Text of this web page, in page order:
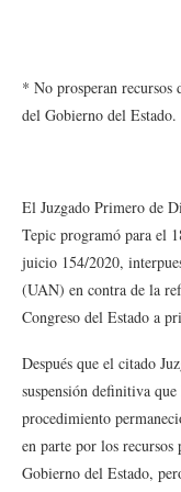
* No prosperan recursos
del Gobierno del Estado.
El Juzgado Primero de
Tepic programó para el
juicio 154/2020,
(UAN) en contra de la
Congreso del Estado a
Después que el citado
suspensión definitiva
procedimiento
en parte por los
Gobierno del Estado,